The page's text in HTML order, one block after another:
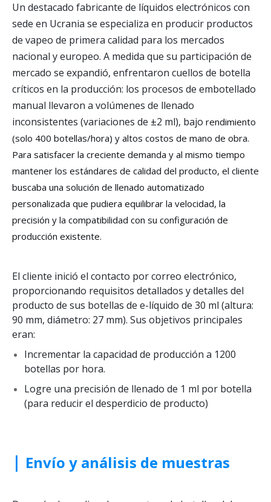
Un destacado fabricante de líquidos electrónicos con
sede en Ucrania se especializa en producir productos
de vapeo de primera calidad para los mercados
nacional y europeo. A medida que su participación de
mercado se expandió, enfrentaron cuellos de botella
críticos en la producción: los procesos de embotellado
manual llevaron a volúmenes de llenado
inconsistentes (variaciones de ±2 ml), bajo rendimiento
(solo 400 botellas/hora) y altos costos de mano de obra.
Para satisfacer la creciente demanda y al mismo tiempo
mantener los estándares de calidad del producto, el cliente
buscaba una solución de llenado automatizado
personalizada que pudiera equilibrar la velocidad, la
precisión y la compatibilidad con su configuración de
producción existente.
El cliente inició el contacto por correo electrónico,
proporcionando requisitos detallados y detalles del
producto de sus botellas de e-líquido de 30 ml (altura:
90 mm, diámetro: 27 mm). Sus objetivos principales
eran:
Incrementar la capacidad de producción a 1200
botellas por hora.
Logre una precisión de llenado de 1 ml por botella
(para reducir el desperdicio de producto)
| Envío y análisis de muestras